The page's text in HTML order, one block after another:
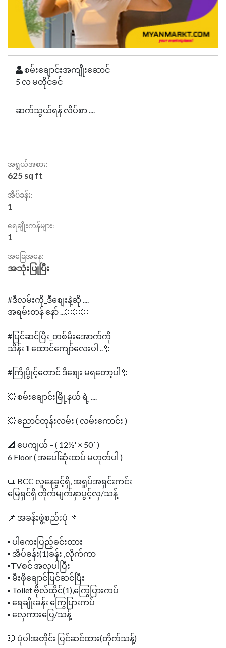
စမ်းချောင်းအကျိုးဆောင်
5 လ မတိုင်ခင်
ဆက်သွယ်ရန် လိပ်စာ ....
အရွယ်အစား:
625 sq ft
အိပ်ခန်း:
1
ရေချိုးကန်များ:
1
အခြေအနေ:
အသုံးပြုပြီး
#ဒီလမ်းကို_ဒီစျေးနဲ့ဆို ....
အရမ်းတန် နော် ...👏👏👏
#ပြင်ဆင်ပြီး_တစ်မိုးအောက်ကို
သိန်း 𝟏 ထောင်ကျော်လေးပါ ..✨️
#ကြိုပွိုင့်တောင် ဒီစျေး မရတော့ပါ✨️
💥 စမ်းချောင်းမြို့နယ် ရဲ့ ....
💥 ညောင်တုန်းလမ်း ( လမ်းကောင်း )
📐 ပေကျယ် – ( 12½' × 50´ )
6 Floor ( အပေါ်ဆုံးထပ် မဟုတ်ပါ )
📜 BCC လူနေခွင့်ရှိ, အရှုပ်အရှင်းကင်း
မြေရှင်ရှိ တိုက်မျက်နှာပွင့်လှ/သန့်
📌 အခန်းဖွဲ့စည်းပုံ 📌
▪️ ပါကေးပြည့်ခင်းထား
▪️ အိပ်ခန်း(1)ခန်း ,လိုက်ကာ
▪️TVစင် အလှပါပြီး
‎▪️ မီးဖိုချောင်ပြင်ဆင်ပြီး
‎▪️ Toilet ဗိုလ်ထိုင်(1),ကြွေပြားကပ်
‎▪️ ရေချိုးခန်း ကြွေပြားကပ်
▪️ လှေကားပြေ/သန့်
💥 ပုံပါအတိုင်း ပြင်ဆင်ထား(တိုက်သန့်)